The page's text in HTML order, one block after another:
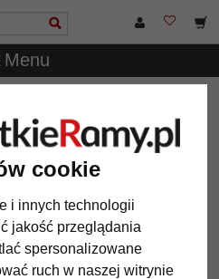
cookie
i innych technologii
jakość przeglądania
spersonalizowane
ruch w naszej witrynie
Menu
(na 6 zdjęc)
kolaż La Casa